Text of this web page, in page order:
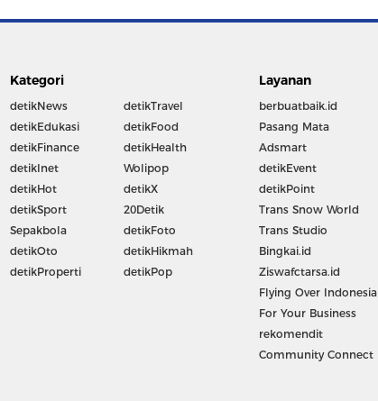
Kategori
detikNews
detikEdukasi
detikFinance
detikInet
detikHot
detikSport
Sepakbola
detikOto
detikProperti
detikTravel
detikFood
detikHealth
Wolipop
detikX
20Detik
detikFoto
detikHikmah
detikPop
Layanan
berbuatbaik.id
Pasang Mata
Adsmart
detikEvent
detikPoint
Trans Snow World
Trans Studio
Bingkai.id
Ziswafctarsa.id
Flying Over Indonesia
For Your Business
rekomendit
Community Connect